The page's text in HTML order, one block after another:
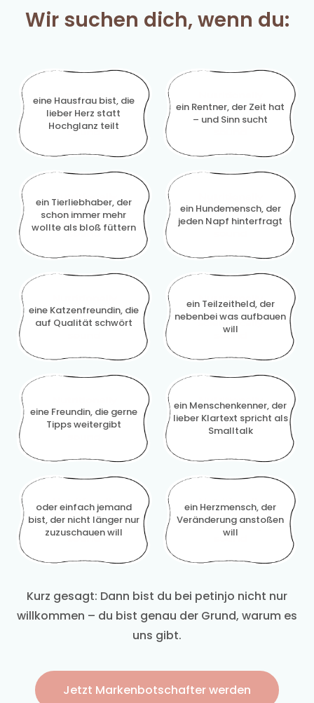
Wir suchen dich, wenn du:
eine Hausfrau bist, die
lieber Herz statt
Hochglanz teilt
ein Rentner, der Zeit hat
– und Sinn sucht
ein Tierliebhaber, der
schon immer mehr
wollte als bloß füttern
ein Hundemensch, der
jeden Napf hinterfragt
eine Katzenfreundin, die
auf Qualität schwört
ein Teilzeitheld, der
nebenbei was aufbauen
will
eine Freundin, die gerne
Tipps weitergibt
ein Menschenkenner, der
lieber Klartext spricht als
Smalltalk
oder einfach jemand
bist, der nicht länger nur
zuzuschauen will
ein Herzmensch, der
Veränderung anstoßen
will
Kurz gesagt: Dann bist du bei petinjo nicht nur
willkommen – du bist genau der Grund, warum es
uns gibt.
Jetzt Markenbotschafter werden